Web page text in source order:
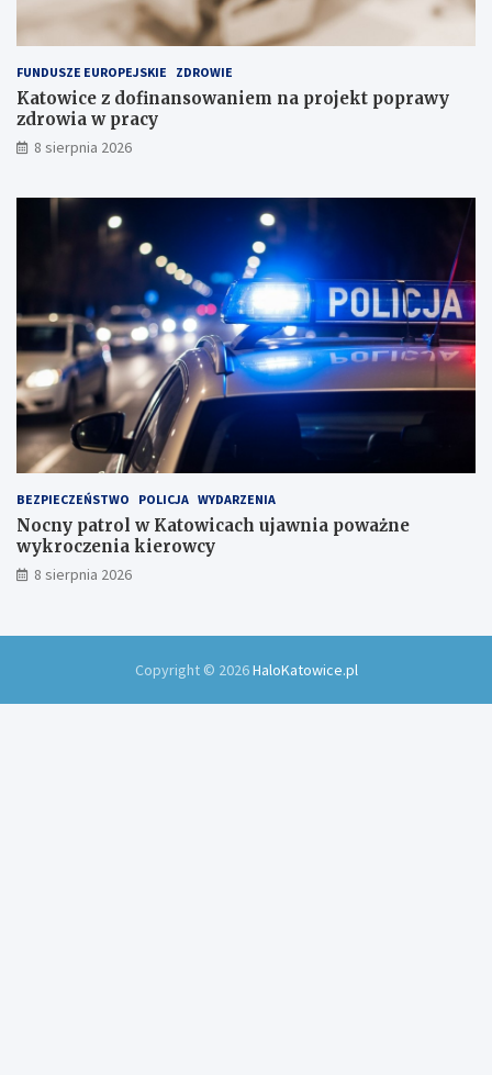
k
d
o
w
i
u
c
FUNDUSZE EUROPEJSKIE ZDROWIE
Katowice z dofinansowaniem na projekt poprawy
zdrowia w pracy
8 sierpnia 2026
BEZPIECZEŃSTWO POLICJA WYDARZENIA
Nocny patrol w Katowicach ujawnia poważne
wykroczenia kierowcy
8 sierpnia 2026
Copyright © 2026HaloKatowice.pl